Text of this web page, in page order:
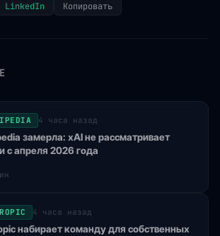
LinkedIn Копировать
4 часа назад
замерла: xAI не рассматривает
с апреля 2026 года
4 часа назад
набирает команду для собственных